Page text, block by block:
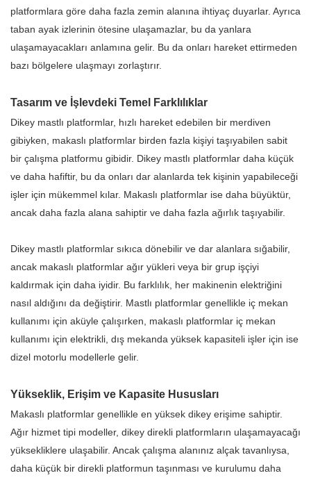
platformlara göre daha fazla zemin alanına ihtiyaç duyarlar. Ayrıca
taban ayak izlerinin ötesine ulaşamazlar, bu da yanlara
ulaşamayacakları anlamına gelir. Bu da onları hareket ettirmeden
bazı bölgelere ulaşmayı zorlaştırır.
Tasarım ve İşlevdeki Temel Farklılıklar
Dikey mastlı platformlar, hızlı hareket edebilen bir merdiven
gibiyken, makaslı platformlar birden fazla kişiyi taşıyabilen sabit
bir çalışma platformu gibidir. Dikey mastlı platformlar daha küçük
ve daha hafiftir, bu da onları dar alanlarda tek kişinin yapabileceği
işler için mükemmel kılar. Makaslı platformlar ise daha büyüktür,
ancak daha fazla alana sahiptir ve daha fazla ağırlık taşıyabilir.
Dikey mastlı platformlar sıkıca dönebilir ve dar alanlara sığabilir,
ancak makaslı platformlar ağır yükleri veya bir grup işçiyi
kaldırmak için daha iyidir. Bu farklılık, her makinenin elektriğini
nasıl aldığını da değiştirir. Mastlı platformlar genellikle iç mekan
kullanımı için aküyle çalışırken, makaslı platformlar iç mekan
kullanımı için elektrikli, dış mekanda yüksek kapasiteli işler için ise
dizel motorlu modellerle gelir.
Yükseklik, Erişim ve Kapasite Hususları
Makaslı platformlar genellikle en yüksek dikey erişime sahiptir.
Ağır hizmet tipi modeller, dikey direkli platformların ulaşamayacağı
yüksekliklere ulaşabilir. Ancak çalışma alanınız alçak tavanlıysa,
daha küçük bir direkli platformun taşınması ve kurulumu daha